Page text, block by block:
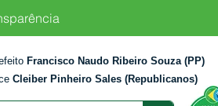
Francisco Naudo Ribeiro Souza (PP)
Cleiber Pinheiro Sales (Republicanos)